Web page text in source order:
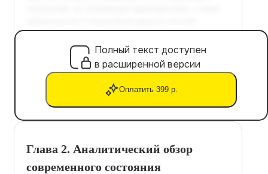
Полный текст доступен
в расширенной версии
Оплатить 399 р.
Глава 2. Аналитический обзор
современного состояния